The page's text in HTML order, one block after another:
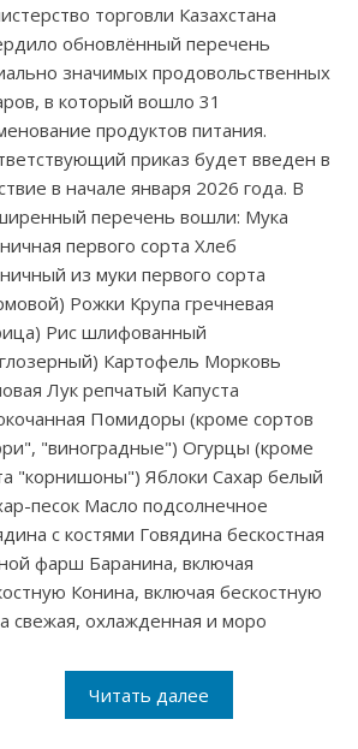
торговли Казахстана
обновлённый перечень
значимых продовольственных
в который вошло 31
продуктов питания.
приказ будет введен в
в начале января 2026 года. В
перечень вошли: Мука
первого сорта Хлеб
из муки первого сорта
Рожки Крупа гречневая
Рис шлифованный
Картофель Морковь
Лук репчатый Капуста
Помидоры (кроме сортов
"виноградные") Огурцы (кроме
"корнишоны") Яблоки Сахар белый
песок Масло подсолнечное
с костями Говядина бескостная
фарш Баранина, включая
Конина, включая бескостную
свежая, охлажденная и моро
Читать далее